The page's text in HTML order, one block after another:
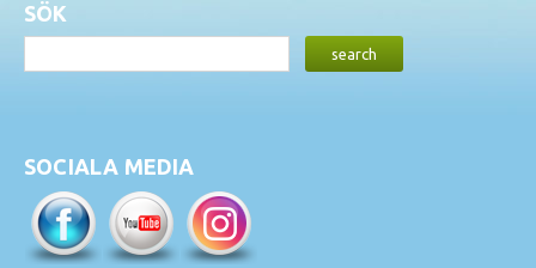
SÖK
SOCIALA MEDIA